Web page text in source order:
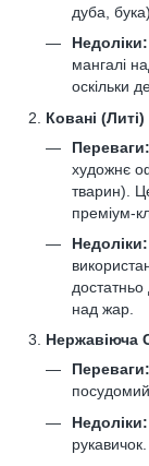
дуба, бука).
Недоліки:
мангалі
оскільки
Ковані
Переваги:
художнє
тварин).
преміум-
Недоліки:
над жар.
Нержавіюча
Переваги:
Недоліки:
рукавичок.